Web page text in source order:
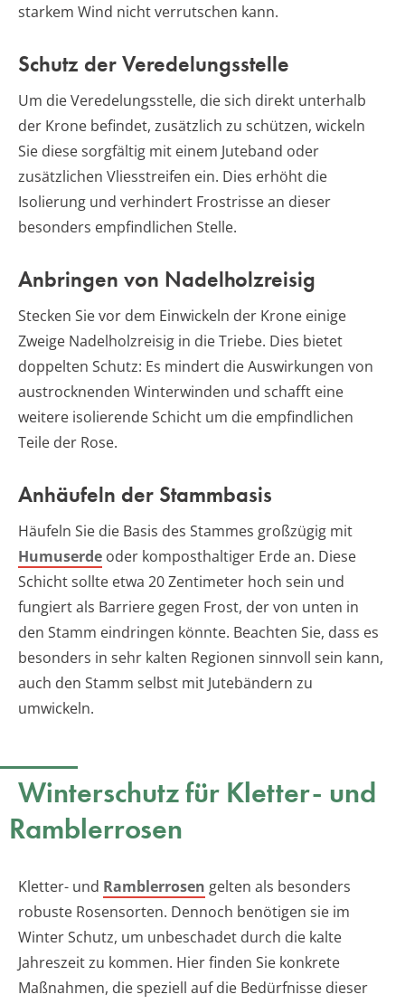
starkem Wind nicht verrutschen kann.
Schutz der Veredelungsstelle
Um die Veredelungsstelle, die sich direkt unterhalb
der Krone befindet, zusätzlich zu schützen, wickeln
Sie diese sorgfältig mit einem Juteband oder
zusätzlichen Vliesstreifen ein. Dies erhöht die
Isolierung und verhindert Frostrisse an dieser
besonders empfindlichen Stelle.
Anbringen von Nadelholzreisig
Stecken Sie vor dem Einwickeln der Krone einige
Zweige Nadelholzreisig in die Triebe. Dies bietet
doppelten Schutz: Es mindert die Auswirkungen von
austrocknenden Winterwinden und schafft eine
weitere isolierende Schicht um die empfindlichen
Teile der Rose.
Anhäufeln der Stammbasis
Häufeln Sie die Basis des Stammes großzügig mit
Humuserde oder komposthaltiger Erde an. Diese
Schicht sollte etwa 20 Zentimeter hoch sein und
fungiert als Barriere gegen Frost, der von unten in
den Stamm eindringen könnte. Beachten Sie, dass es
besonders in sehr kalten Regionen sinnvoll sein kann,
auch den Stamm selbst mit Jutebändern zu
umwickeln.
Winterschutz für Kletter- und
Ramblerrosen
Kletter- und Ramblerrosen gelten als besonders
robuste Rosensorten. Dennoch benötigen sie im
Winter Schutz, um unbeschadet durch die kalte
Jahreszeit zu kommen. Hier finden Sie konkrete
Maßnahmen, die speziell auf die Bedürfnisse dieser